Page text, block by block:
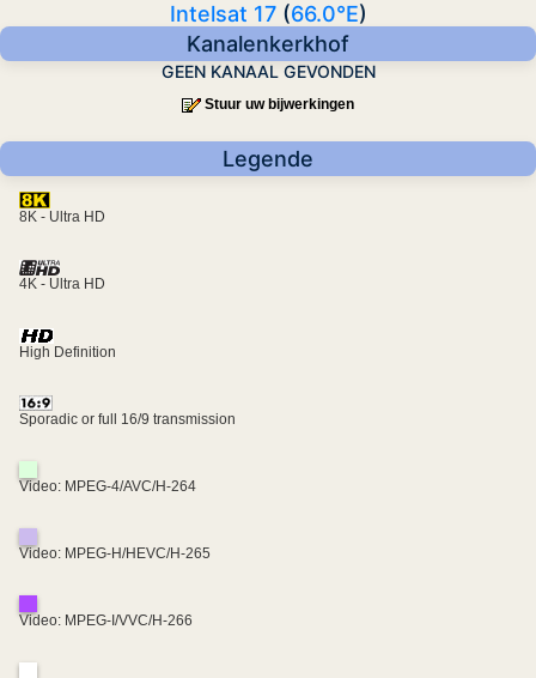
Intelsat 17(66.0°E)
Kanalenkerkhof
GEEN KANAAL GEVONDEN
Stuur uw bijwerkingen
Legende
8K - Ultra HD
4K - Ultra HD
High Definition
Sporadic or full 16/9 transmission
Video: MPEG-4/AVC/H-264
Video: MPEG-H/HEVC/H-265
Video: MPEG-I/VVC/H-266